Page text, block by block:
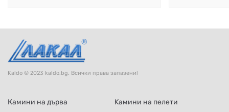
Kaldo © 2023 kaldo.bg. Всички права запазени!
Камини на дърва
Kамини на пелети